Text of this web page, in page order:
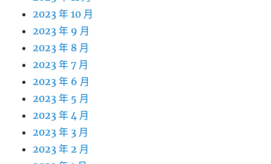
2023 年 10 月
2023 年 9 月
2023 年 8 月
2023 年 7 月
2023 年 6 月
2023 年 5 月
2023 年 4 月
2023 年 3 月
2023 年 2 月